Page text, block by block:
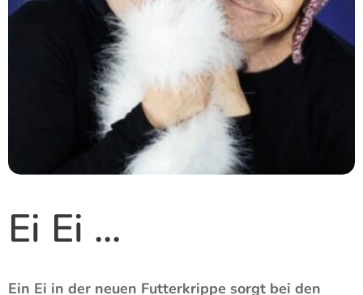
Ei Ei ...
Ein Ei in der neuen Futterkrippe sorgt bei den